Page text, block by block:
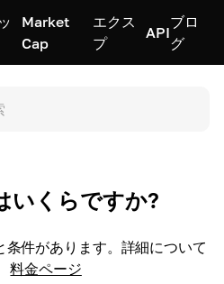
Market
Cap
エクス
プ
API
ブロ
グ
いくらですか?
件があります。詳細について
料金ページ